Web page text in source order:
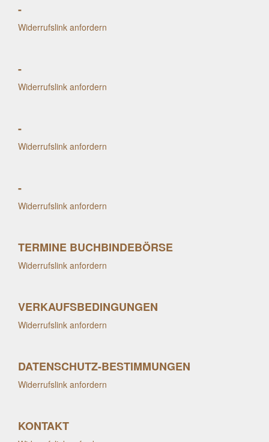
-
Widerrufslink anfordern
-
Widerrufslink anfordern
-
Widerrufslink anfordern
-
Widerrufslink anfordern
TERMINE BUCHBINDEBÖRSE
Widerrufslink anfordern
VERKAUFSBEDINGUNGEN
Widerrufslink anfordern
DATENSCHUTZ-BESTIMMUNGEN
Widerrufslink anfordern
KONTAKT